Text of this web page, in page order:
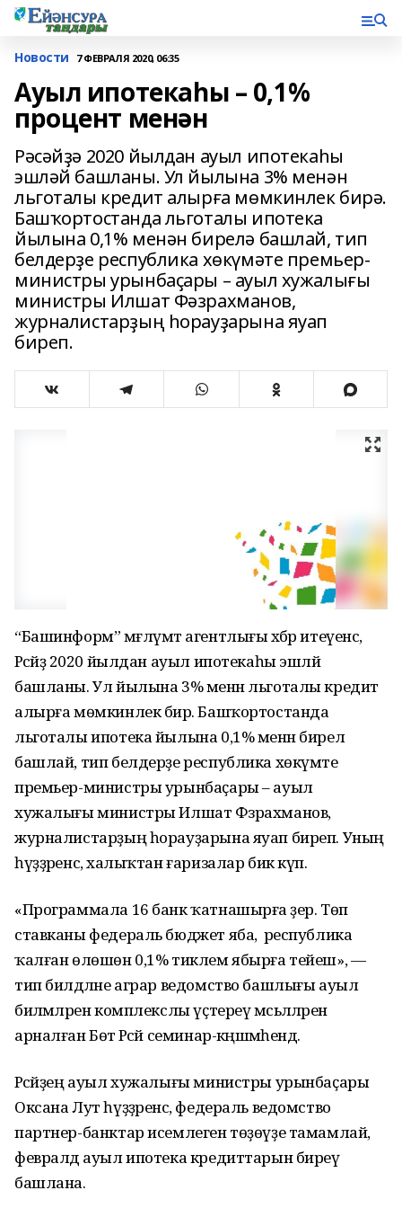
Новости 7 ФЕВРАЛЯ 2020, 06:35
Ауыл ипотекаһы – 0,1%
процент менән
Рәсәйҙә 2020 йылдан ауыл ипотекаһы
эшләй башланы. Ул йылына 3% менән
льготалы кредит алырға мөмкинлек бирә.
Башҡортостанда льготалы ипотека
йылына 0,1% менән бирелә башлай, тип
белдерҙе республика хөкүмәте премьер-
министры урынбаҫары – ауыл хужалығы
министры Илшат Фәзрахманов,
журналистарҙың һорауҙарына яуап
биреп.
“Башинформ” мәғлүмәт агентлығы хәбәр итеүенсә,
Рәсәйҙә 2020 йылдан ауыл ипотекаһы эшләй
башланы. Ул йылына 3% менән льготалы кредит
алырға мөмкинлек бирә. Башҡортостанда
льготалы ипотека йылына 0,1% менән бирелә
башлай, тип белдерҙе республика хөкүмәте
премьер-министры урынбаҫары – ауыл
хужалығы министры Илшат Фәзрахманов,
журналистарҙың һорауҙарына яуап биреп. Уның
һүҙҙәренсә, халыҡтан ғаризалар бик күп.
«Программала 16 банк ҡатнашырға әҙер. Төп
ставканы федераль бюджет яба, ә республика
ҡалған өлөшөн 0,1% тиклем ябырға тейеш», —
тип билдәләне аграр ведомство башлығы ауыл
биләмәләрен комплекслы үҫтереү мәсьәләләренә
арналған Бөтә Рәсәй семинар-кәңәшмәһендә.
Рәсәйҙең ауыл хужалығы министры урынбаҫары
Оксана Лут һүҙҙәренсә, федераль ведомство
партнер-банктар исемлеген төҙөүҙе тамамлай, ә
февралдә ауыл ипотека кредиттарын биреү
башлана.